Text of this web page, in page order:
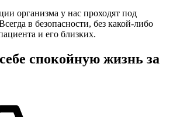
организма у нас проходят под
в безопасности, без какой-либо
и его близких.
спокойную жизнь за